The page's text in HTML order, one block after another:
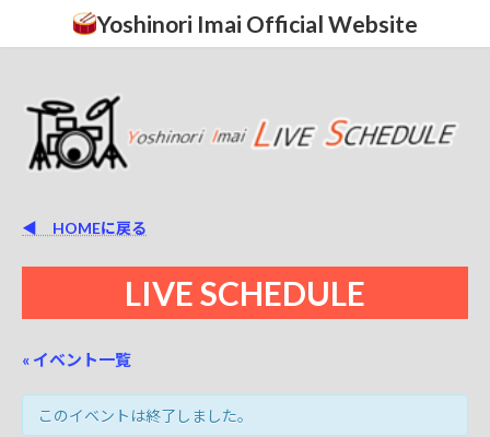
Yoshinori Imai Official Website
◀ HOMEに戻る
LIVE SCHEDULE
« イベント一覧
このイベントは終了しました。